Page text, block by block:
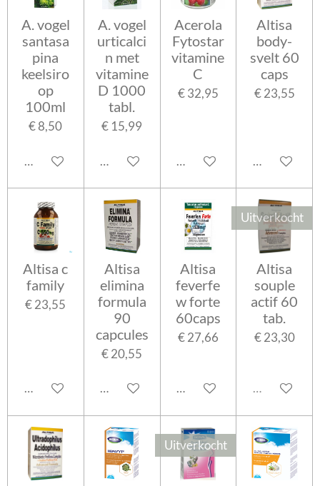
A. vogel
santasa
pina
keelsiro
op
100ml
€ 8,50
In winkelwagen
A. vogel
urticalci
n met
vitamine
D 1000
tabl.
€ 15,99
In winkelwagen
Acerola
Fytostar
vitamine
C
€ 32,95
In winkelwagen
Altisa
body-
svelt 60
caps
€ 23,55
In
Altisa c
family
€ 23,55
In winkelwagen
Altisa
elimina
formula
90
capcules
€ 20,55
In winkelwagen
Altisa
feverfe
w forte
60caps
€ 27,66
In winkelwagen
Uitverkocht
Altisa
souple
actif 60
tab.
€ 23,30
Uitverkocht
Uitverkocht